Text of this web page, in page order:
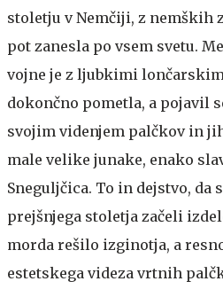
stoletju v Nemčiji, z nemških
pot zanesla po vsem svetu.
vojne je z ljubkimi
dokončno pometla, a pojavil
svojim videnjem palčkov in
male velike junake, enako
Sneguljčica. To in dejstvo, da
prejšnjega stoletja začeli
morda rešilo izginotja, a
estetskega videza vrtnih